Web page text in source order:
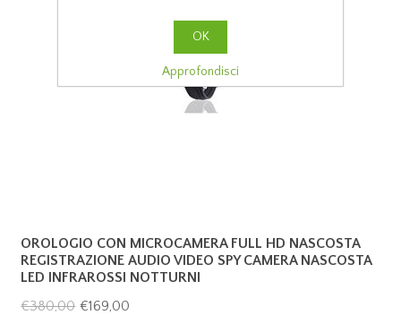
OROLOGIO CON MICROCAMERA FULL HD NASCOSTA
REGISTRAZIONE AUDIO VIDEO SPY CAMERA NASCOSTA
LED INFRAROSSI NOTTURNI
€380,00 €169,00
OK
Approfondisci